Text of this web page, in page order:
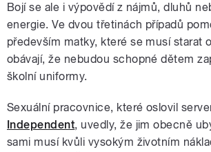
Bojí se ale i výpovědí z nájmů, dluhů
energie. Ve dvou třetinách případů
především matky, které se musí starat
obávají, že nebudou schopné dětem
školní uniformy.
Sexuální pracovnice, které oslovil
Independent, uvedly, že jim obecně
sami musí kvůli vysokým životním